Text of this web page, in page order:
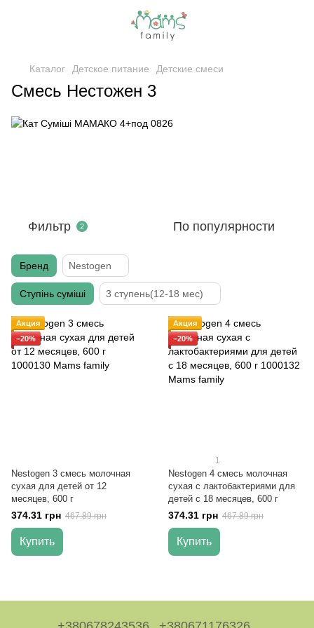
Каталог Детское питание Детские смеси
Смесь Нестожен 3
Фильтр 2 По популярности
Бренд Nestogen
Ступінь суміші 3 ступень(12-18 мес)
Акция
−20%
Nestogen 3 смесь молочная
сухая для детей от 12
месяцев, 600 г
374.31 грн 467.89 грн
Купить
Акция
−20%
1
Nestogen 4 смесь молочная
сухая с лактобактериями для
детей с 18 месяцев, 600 г
374.31 грн 467.89 грн
Купить